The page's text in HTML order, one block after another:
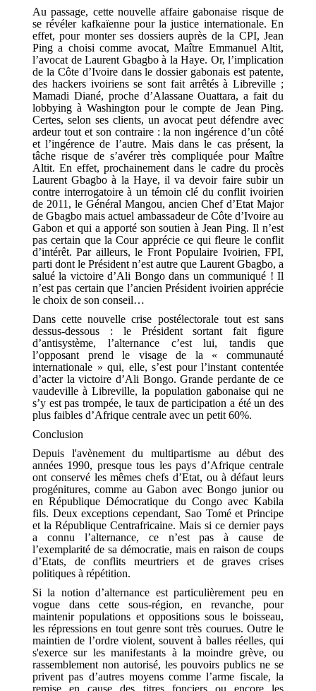
Au passage, cette nouvelle affaire gabonaise risque de
se révéler kafkaïenne pour la justice internationale. En
effet, pour monter ses dossiers auprès de la CPI, Jean
Ping a choisi comme avocat, Maître Emmanuel Altit,
l’avocat de Laurent Gbagbo à la Haye. Or, l’implication
de la Côte d’Ivoire dans le dossier gabonais est patente,
des hackers ivoiriens se sont fait arrêtés à Libreville ;
Mamadi Diané, proche d’Alassane Ouattara, a fait du
lobbying à Washington pour le compte de Jean Ping.
Certes, selon ses clients, un avocat peut défendre avec
ardeur tout et son contraire : la non ingérence d’un côté
et l’ingérence de l’autre. Mais dans le cas présent, la
tâche risque de s’avérer très compliquée pour Maître
Altit. En effet, prochainement dans le cadre du procès
Laurent Gbagbo à la Haye, il va devoir faire subir un
contre interrogatoire à un témoin clé du conflit ivoirien
de 2011, le Général Mangou, ancien Chef d’Etat Major
de Gbagbo mais actuel ambassadeur de Côte d’Ivoire au
Gabon et qui a apporté son soutien à Jean Ping. Il n’est
pas certain que la Cour apprécie ce qui fleure le conflit
d’intérêt. Par ailleurs, le Front Populaire Ivoirien, FPI,
parti dont le Président n’est autre que Laurent Gbagbo, a
salué la victoire d’Ali Bongo dans un communiqué ! Il
n’est pas certain que l’ancien Président ivoirien apprécie
le choix de son conseil…
Dans cette nouvelle crise postélectorale tout est sans
dessus-dessous : le Président sortant fait figure
d’antisystème, l’alternance c’est lui, tandis que
l’opposant prend le visage de la « communauté
internationale » qui, elle, s’est pour l’instant contentée
d’acter la victoire d’Ali Bongo. Grande perdante de ce
vaudeville à Libreville, la population gabonaise qui ne
s’y est pas trompée, le taux de participation a été un des
plus faibles d’Afrique centrale avec un petit 60%.
Conclusion
Depuis l'avènement du multipartisme au début des
années 1990, presque tous les pays d’Afrique centrale
ont conservé les mêmes chefs d’Etat, ou à défaut leurs
progénitures, comme au Gabon avec Bongo junior ou
en République Démocratique du Congo avec Kabila
fils. Deux exceptions cependant, Sao Tomé et Principe
et la République Centrafricaine. Mais si ce dernier pays
a connu l’alternance, ce n’est pas à cause de
l’exemplarité de sa démocratie, mais en raison de coups
d’Etats, de conflits meurtriers et de graves crises
politiques à répétition.
Si la notion d’alternance est particulièrement peu en
vogue dans cette sous-région, en revanche, pour
maintenir populations et oppositions sous le boisseau,
les répressions en tout genre sont très courues. Outre le
maintien de l’ordre violent, souvent à balles réelles, qui
s'exerce sur les manifestants à la moindre grève, ou
rassemblement non autorisé, les pouvoirs publics ne se
privent pas d’autres moyens comme l’arme fiscale, la